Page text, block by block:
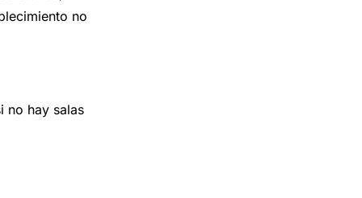
no
no hay salas